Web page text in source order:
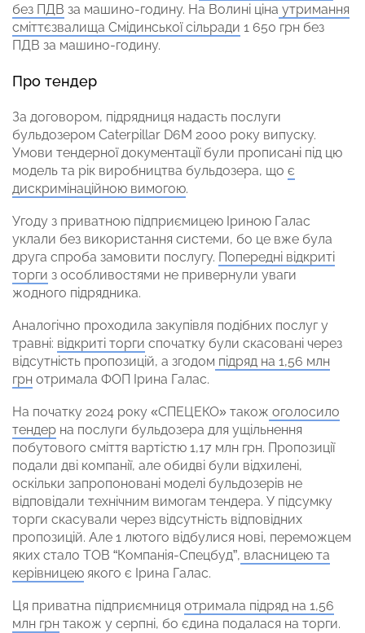
без ПДВ за машино-годину. На Волині ціна утримання
сміттєзвалища Смідинської сільради 1 650 грн без
ПДВ за машино-годину.
Про тендер
За договором, підрядниця надасть послуги
бульдозером Caterpillar D6M 2000 року випуску.
Умови тендерної документації були прописані під цю
модель та рік виробництва бульдозера, що є
дискримінаційною вимогою.
Угоду з приватною підприємицею Іриною Галас
уклали без використання системи, бо це вже була
друга спроба замовити послугу. Попередні відкриті
торги з особливостями не привернули уваги
жодного підрядника.
Аналогічно проходила закупівля подібних послуг у
травні: відкриті торги спочатку були скасовані через
відсутність пропозицій, а згодом підряд на 1,56 млн
грн отримала ФОП Ірина Галас.
На початку 2024 року «СПЕЦЕКО» також оголосило
тендер на послуги бульдозера для ущільнення
побутового сміття вартістю 1,17 млн грн. Пропозиції
подали дві компанії, але обидві були відхилені,
оскільки запропоновані моделі бульдозерів не
відповідали технічним вимогам тендера. У підсумку
торги скасували через відсутність відповідних
пропозицій. Але 1 лютого відбулися нові, переможцем
яких стало ТОВ “Компанія-Спецбуд”, власницею та
керівницею якого є Ірина Галас.
Ця приватна підприємниця отримала підряд на 1,56
млн грн також у серпні, бо єдина подалася на торги.